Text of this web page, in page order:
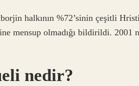
halkının %72’sinin çeşitli
mensup olmadığı bildirildi. 2001
nedir?